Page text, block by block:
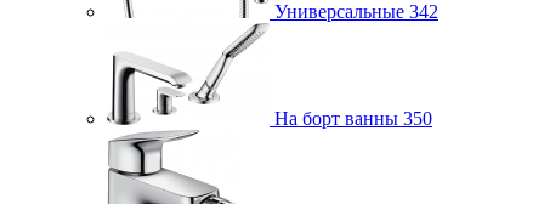
Универсальные 342
На борт ванны 350